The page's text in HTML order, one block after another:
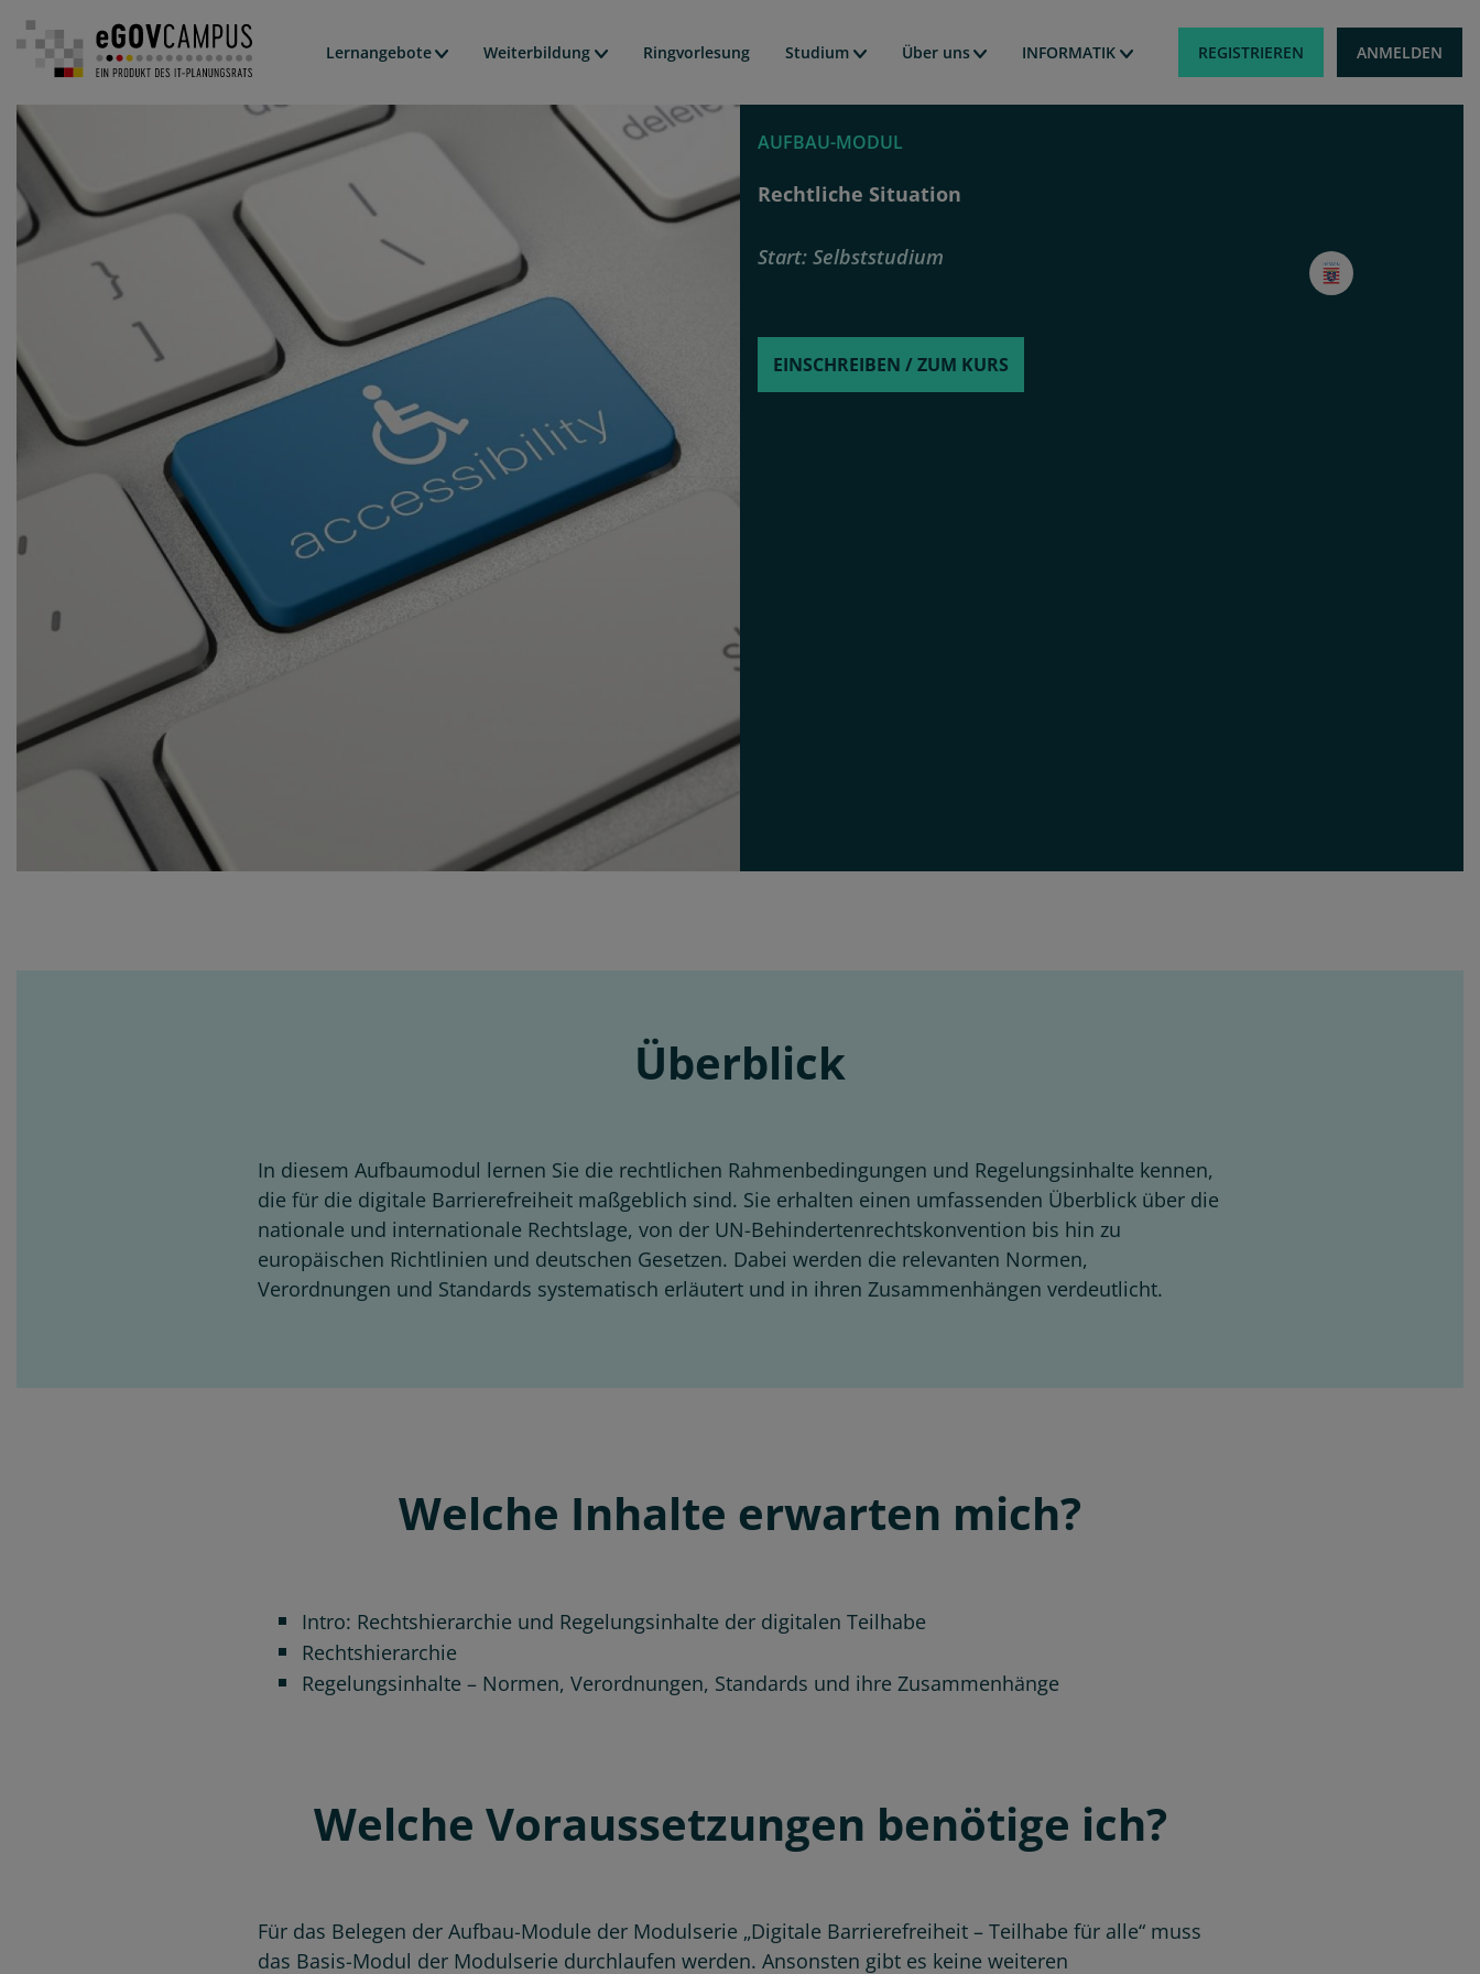
zum
Hauptnavigation
Lernangebote Weiterbildung Ringvorlesung Studium Über uns INFORMATIK REGISTRIEREN ANMELDEN
AUFBAU-MODUL
Rechtliche Situation
Start Selbststudium
EINSCHREIBEN / ZUM KURS
Überblick
In diesem Aufbaumodul lernen Sie die rechtlichen Rahmenbedingungen und Regelungsinhalte kennen,
die für die digitale Barrierefreiheit maßgeblich sind. Sie erhalten einen umfassenden Überblick über die
nationale und internationale Rechtslage, von der UN-Behindertenrechtskonvention bis hin zu
europäischen Richtlinien und deutschen Gesetzen. Dabei werden die relevanten Normen,
Verordnungen und Standards systematisch erläutert und in ihren Zusammenhängen verdeutlicht.
Welche Inhalte erwarten mich?
Intro: Rechtshierarchie und Regelungsinhalte der digitalen Teilhabe
Rechtshierarchie
Regelungsinhalte – Normen, Verordnungen, Standards und ihre Zusammenhänge
Welche Voraussetzungen benötige ich?
Für das Belegen der Aufbau-Module der Modulserie „Digitale Barrierefreiheit – Teilhabe für alle“ muss
das Basis-Modul der Modulserie durchlaufen werden. Ansonsten gibt es keine weiteren